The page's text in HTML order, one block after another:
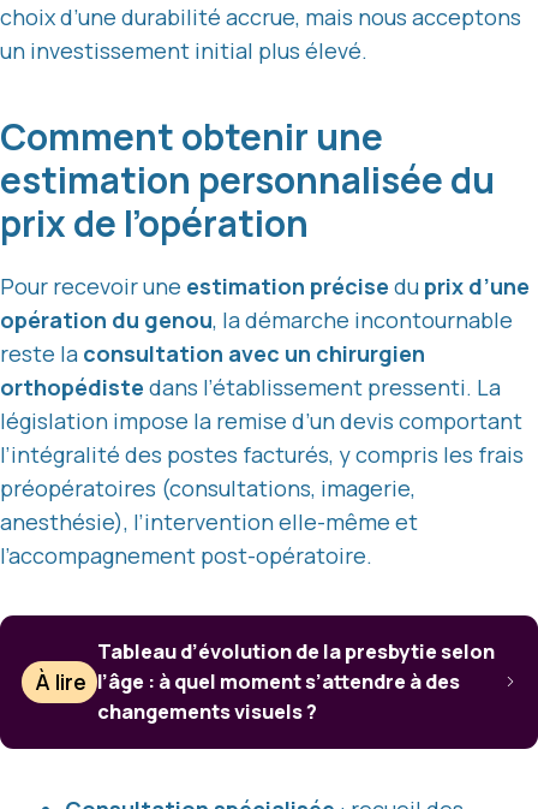
choix d’une durabilité accrue, mais nous acceptons
un investissement initial plus élevé.
Comment obtenir une
estimation personnalisée du
prix de l’opération
Pour recevoir une estimation précise du prix d’une
opération du genou, la démarche incontournable
reste la consultation avec un chirurgien
orthopédiste dans l’établissement pressenti. La
législation impose la remise d’un devis comportant
l’intégralité des postes facturés, y compris les frais
préopératoires (consultations, imagerie,
anesthésie), l’intervention elle-même et
l’accompagnement post-opératoire.
À lire
Tableau d’évolution de la presbytie selon
l’âge : à quel moment s’attendre à des
changements visuels ?